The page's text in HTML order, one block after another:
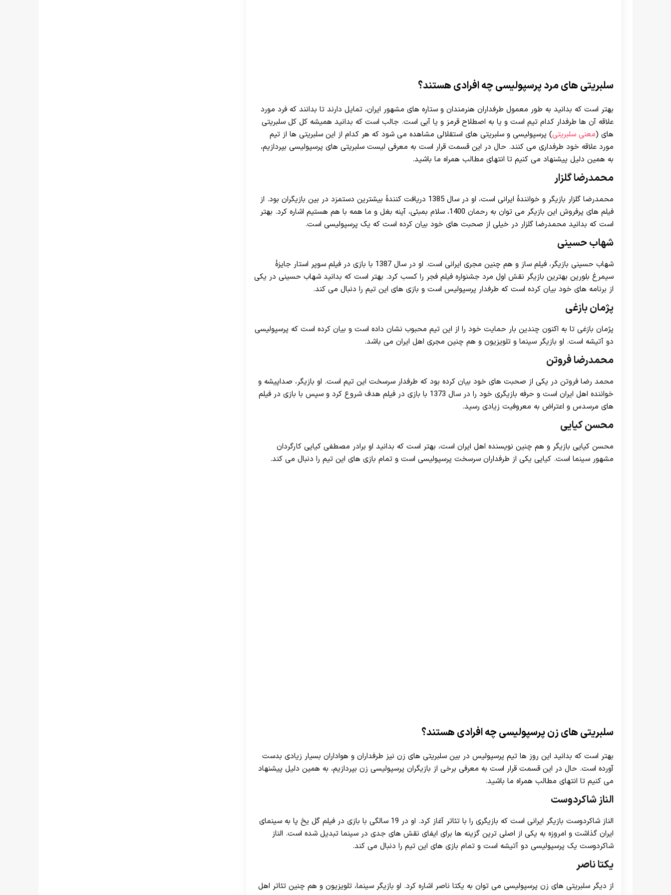
30 تا 50 درصد شارژ هدیه بیشتر فقط با ثبت نام در هات بت
سلبریتی های مرد پرسپولیسی چه افرادی هستند؟
بهتر است که بدانید به طور معمول طرفداران هنرمندان و ستاره های مشهور ایران، تمایل دارند تا بدانند که فرد مورد
علاقه آن ها طرفدار کدام تیم است و یا به اصطلاح قرمز و یا آبی است. جالب است که بدانید همیشه کل کل سلبریتی
های (معنی سلبریتی) پرسپولیسی و سلبریتی های استقلالی مشاهده می شود که هر کدام از این سلبریتی ها از تیم
مورد علاقه خود طرفداری می کنند. حال در این قسمت قرار است به معرفی لیست سلبریتی های پرسپولیسی بپردازیم،
به همین دلیل پیشنهاد می کنیم تا انتهای مطالب همراه ما باشید.
محمدرضا گلزار
محمدرضا گلزار بازیگر و خوانندهٔ ایرانی است، او در سال 1385 دریافت‌ کنندهٔ بیشترین دستمزد در بین بازیگران بود. از
فیلم های پرفروش این بازیگر می توان به رحمان 1400، سلام بمبئی، آینه بغل و ما همه با هم هستیم اشاره کرد. بهتر
است که بدانید محمدرضا گلزار در خیلی از صحبت های خود بیان کرده است که یک پرسپولیسی است.
شهاب حسینی
شهاب حسینی بازیگر، فیلم‌ ساز و هم چنین مجری ایرانی است. او در سال 1387 با بازی در فیلم سوپر استار جایزهٔ
سیمرغ بلورین بهترین بازیگر نقش اول مرد جشنواره فیلم فجر را کسب کرد. بهتر است که بدانید شهاب حسینی در یکی
از برنامه های خود بیان کرده است که طرفدار پرسپولیس است و بازی های این تیم را دنبال می کند.
پژمان بازغی
پژمان بازغی تا به اکنون چندین بار حمایت خود را از این تیم محبوب نشان داده است و بیان کرده است که پرسپولیسی
دو آتیشه است. او بازیگر سینما و تلویزیون و هم چنین مجری اهل ایران می باشد.
محمدرضا فروتن
محمد رضا فروتن در یکی از صحبت های خود بیان کرده بود که طرفدار سرسخت این تیم است. او بازیگر، صداپیشه و
خواننده اهل ایران است و حرفه بازیگری خود را در سال 1373 با بازی در فیلم هدف شروع کرد و سپس با بازی در فیلم‌
های مرسدس و اعتراض به معروفیت زیادی رسید.
محسن کیایی
محسن کیایی بازیگر و هم چنین نویسنده اهل ایران است، بهتر است که بدانید او برادر مصطفی کیایی کارگردان
مشهور سینما است. کیایی یکی از طرفداران سرسخت پرسپولیسی است و تمام بازی های این تیم را دنبال می کند.
سلبریتی های زن پرسپولیسی چه افرادی هستند؟
بهتر است که بدانید این روز ها تیم پرسپولیس در بین سلبریتی های زن نیز طرفداران و هواداران بسیار زیادی بدست
آورده است. حال در این قسمت قرار است به معرفی برخی از بازیگران پرسپولیسی زن بپردازیم، به همین دلیل پیشنهاد
می‌ کنیم تا انتهای مطالب همراه ما باشید.
الناز شاکردوست
الناز شاکردوست بازیگر ایرانی است که بازیگری را با تئاتر آغاز کرد. او در 19 سالگی با بازی در فیلم گل یخ پا به سینمای
ایران گذاشت و امروزه به یکی از اصلی‌ ترین گزینه‌ ها برای ایفای نقش‌ های جدی در سینما تبدیل شده است. الناز
شاکردوست یک پرسپولیسی دو آتیشه است و تمام بازی های این تیم را دنبال می کند.
یکتا ناصر
از دیگر سلبریتی های زن پرسپولیسی می توان به یکتا ناصر اشاره کرد. او بازیگر سینما، تلویزیون و هم چنین تئاتر اهل